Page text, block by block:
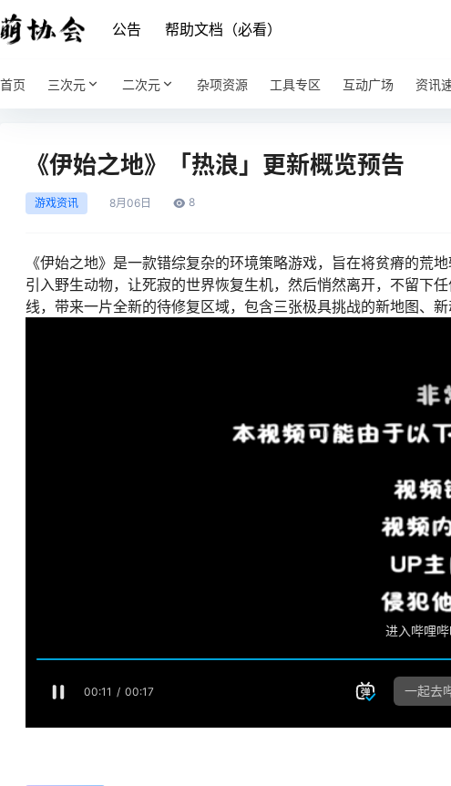
公告 帮助文档（必看）
首页 三次元 二次元 杂项资源 工具专区 互动广场 资讯
《伊始之地》「热浪」更新概览预告
游戏资讯 8月 06日 8
《伊始之地》是一款错综复杂的环境策略游戏，旨在将贫瘠的荒
引入野生动物，让死寂的世界恢复生机，然后悄然离开，不留下
线，带来一片全新的待修复区域，包含三张极具挑战的新地图、